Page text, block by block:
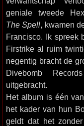
geniale tweede
The Spell, kwamen
Francisco. Ik spreek
Firstrike al ruim
negentig bracht de
Divebomb
uitgebracht.
Het album is één
het kader van hun
geldt dat het